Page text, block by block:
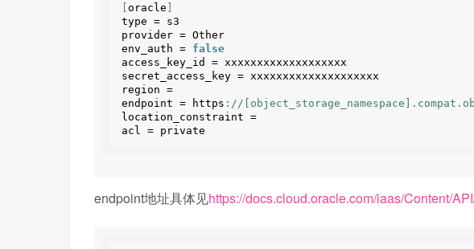
[oracle ]
type = s3
provider = Other
env_auth = false
access_key_id = xxxxxxxxxxxxxxxxxxx
secret_access_key = xxxxxxxxxxxxxxxxxxxx
region =
endpoint = https ://
location_constraint =
acl = private
endpoint地址具体见https://docs.cloud.oracle.com/iaas/Content/